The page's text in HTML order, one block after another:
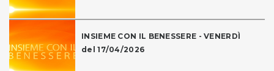
INSIEME CON IL BENESSERE - VENERDÌ
del 17/04/2026